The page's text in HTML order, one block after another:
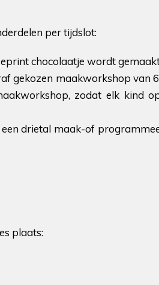
per tijdslot:
chocolaatje wordt
gekozen maakworkshop van
zodat elk kind
drietal maak-of
plaats: